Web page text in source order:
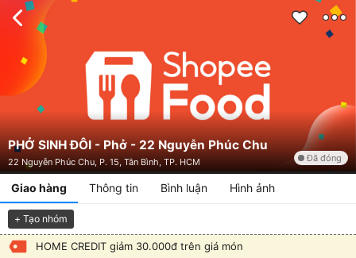
PHỞ SINH ĐÔI - Phở - 22 Nguyễn Phúc Chu
22 Nguyễn Phúc Chu, P. 15, Tân Bình, TP. HCM Đã đóng
Giao hàng Thông tin Bình luận Hình ảnh
+ Tạo nhóm
HOME CREDIT giảm 30.000đ trên giá món